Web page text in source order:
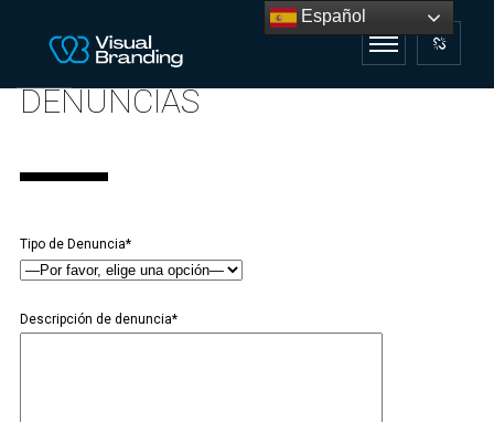
DENUNCIAS
Tipo de Denuncia*
Descripción de denuncia*
Español